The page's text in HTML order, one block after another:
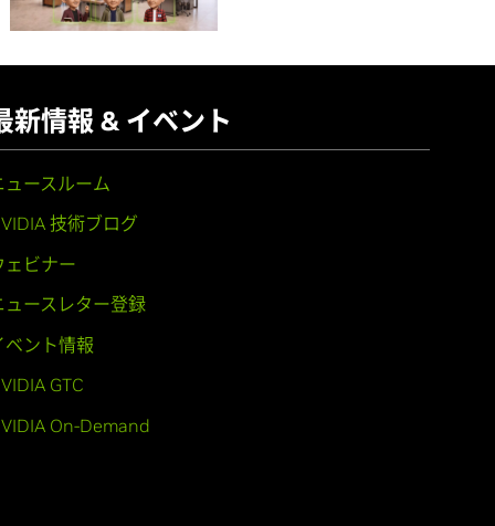
新情報 & イベント
ュースルーム
技術ブログ
ェビナー
ュースレター登録
ベント情報
GTC
On-Demand